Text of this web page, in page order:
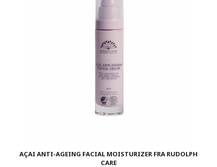
AÇAI ANTI-AGEING FACIAL MOISTURIZER FRA RUDOLPH
CARE